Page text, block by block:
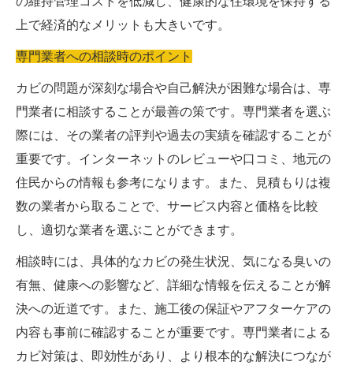
上で経済的なメリットも大きいです。
専門業者への相談時のポイント
カビの問題が深刻な場合や自己解決が困難な場合は、専
門業者に相談することが最善の策です。専門業者を選ぶ
際には、その業者の評判や過去の実績を確認することが
重要です。インターネットのレビューや口コミ、地元の
住民からの情報も参考になります。また、見積もりは複
数の業者から取ることで、サービス内容と価格を比較
し、適切な業者を選ぶことができます。
相談時には、具体的なカビの発生状況、気になる臭いの
有無、健康への影響など、詳細な情報を伝えることが解
決への近道です。また、施工後の保証やアフターケアの
内容も事前に確認することが重要です。専門業者による
カビ対策は、即効性があり、より根本的な解決につなが